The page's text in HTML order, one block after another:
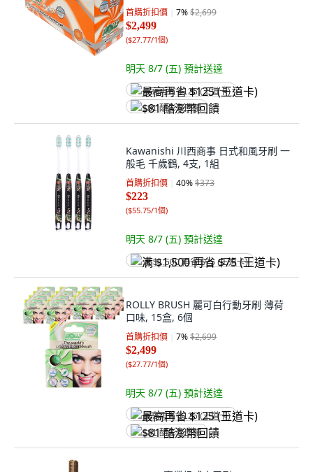
首購折扣價 7%$2,699
$2,499
($27.77/1個)
明天 8/7 (五) 預計送達
最高再省 $125 (王道卡)
$81 酷澎幣回饋
Kawanishi 川西商事 日式和風牙刷 一
般毛 千歲鶴, 4支, 1組
首購折扣價 40%$373
$223
($55.75/1個)
明天 8/7 (五) 預計送達
满 $1,500 再省 $75 (王道卡)
ROLLY BRUSH 麗可白行動牙刷 薄荷
口味, 15盒, 6個
首購折扣價 7%$2,699
$2,499
($27.77/1個)
明天 8/7 (五) 預計送達
最高再省 $125 (王道卡)
$81 酷澎幣回饋